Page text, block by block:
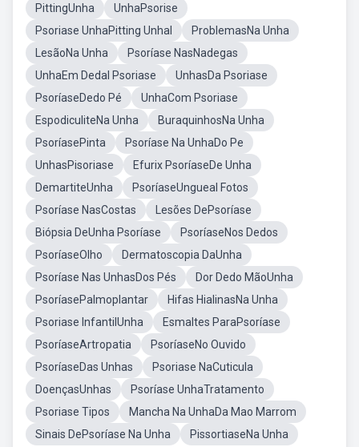
PittingUnha
UnhaPsorise
Psoriase UnhaPitting Unhal
ProblemasNa Unha
LesãoNa Unha
Psoríase NasNadegas
UnhaEm Dedal Psoriase
UnhasDa Psoriase
PsoríaseDedo Pé
UnhaCom Psoriase
EspodiculiteNa Unha
BuraquinhosNa Unha
PsoríasePinta
Psoríase Na UnhaDo Pe
UnhasPisoriase
Efurix PsoríaseDe Unha
DemartiteUnha
PsoríaseUngueal Fotos
Psoríase NasCostas
Lesões DePsoríase
Biópsia DeUnha Psoríase
PsoríaseNos Dedos
PsoríaseOlho
Dermatoscopia DaUnha
Psoríase Nas UnhasDos Pés
Dor Dedo MãoUnha
PsoríasePalmoplantar
Hifas HialinasNa Unha
Psoriase InfantilUnha
Esmaltes ParaPsoríase
PsoríaseArtropatia
PsoríaseNo Ouvido
PsoríaseDas Unhas
Psoriase NaCuticula
DoençasUnhas
Psoríase UnhaTratamento
Psoriase Tipos
Mancha Na UnhaDa Mao Marrom
Sinais DePsoríase Na Unha
PissortiaseNa Unha